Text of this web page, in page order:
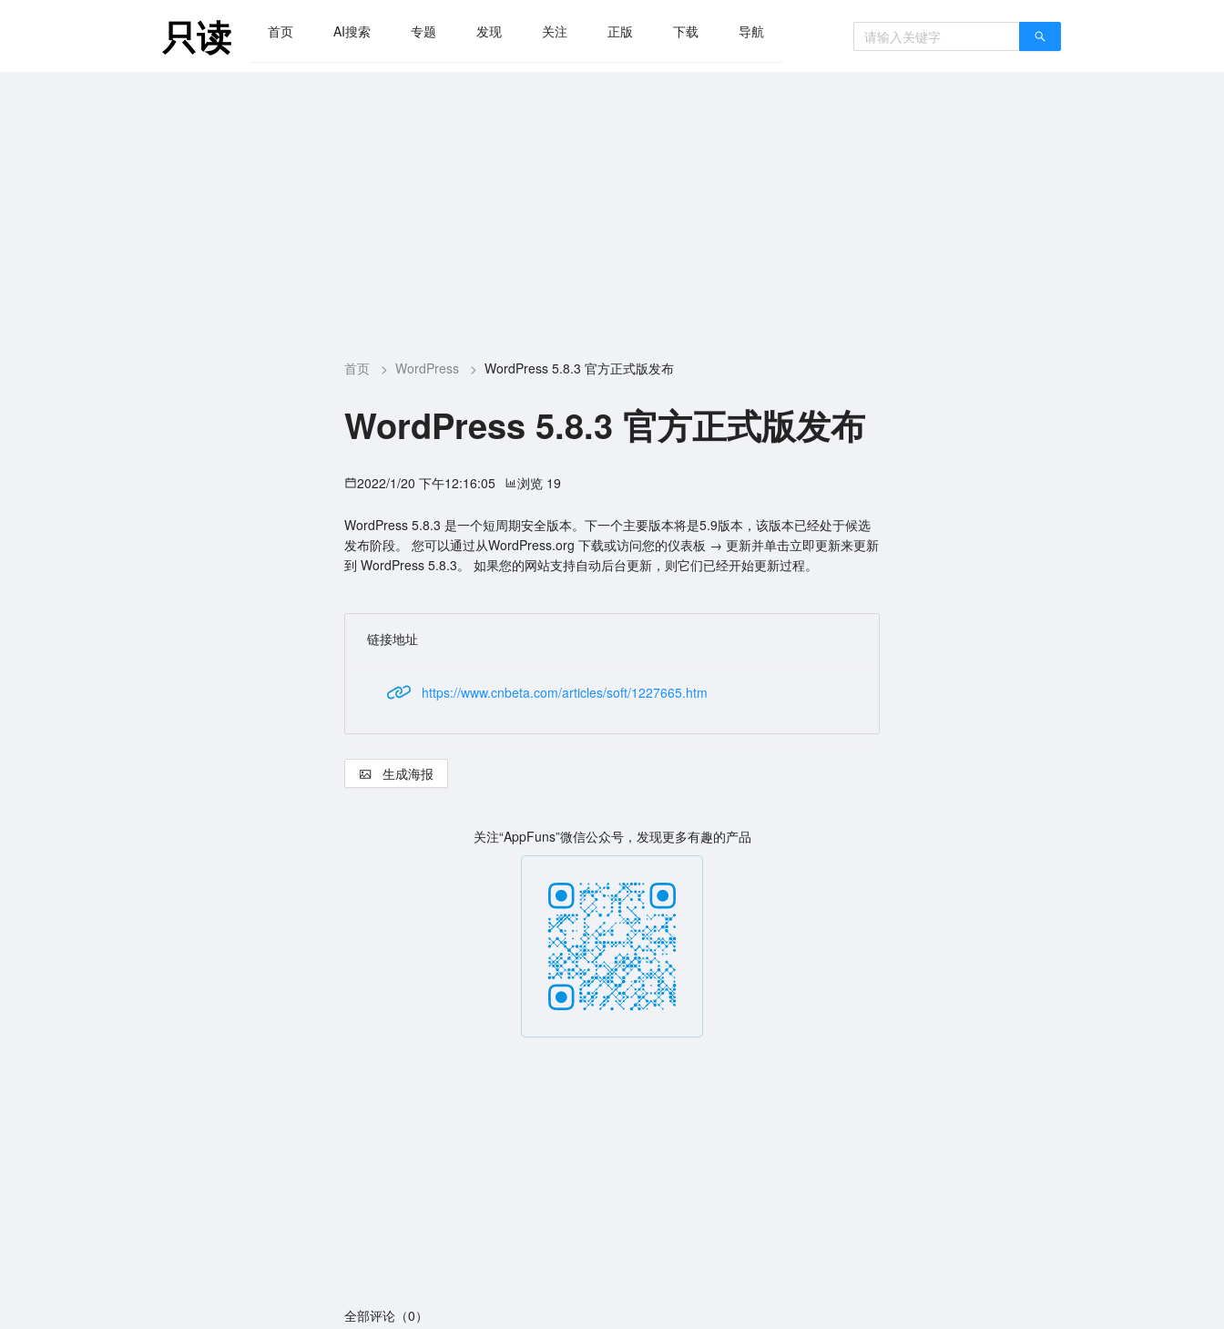
只读 首页 AI搜索 专题 发现 关注 正版 下载 导航
首页 > WordPress > WordPress 5.8.3 官方正式版发布
WordPress 5.8.3 官方正式版发布
2022/1/20 下午12:16:05 浏览 19
WordPress 5.8.3 是一个短周期安全版本。下一个主要版本将是5.9版本，该版本已经处于候选
发布阶段。 您可以通过从WordPress.org 下载或访问您的仪表板 → 更新并单击立即更新来更新
到 WordPress 5.8.3。 如果您的网站支持自动后台更新，则它们已经开始更新过程。
链接地址
https://www.cnbeta.com/articles/soft/1227665.htm
生成海报
关注“AppFuns”微信公众号，发现更多有趣的产品
全部评论（0）